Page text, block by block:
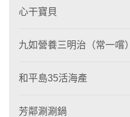
心干寶貝
九如營養三明治（常一嚐）
和平島35活海產
芳鄰涮涮鍋